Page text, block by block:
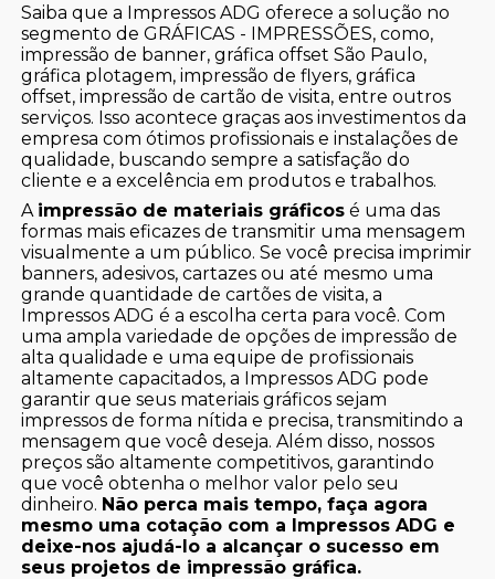
Saiba que a Impressos ADG oferece a solução no
segmento de GRÁFICAS - IMPRESSÕES, como,
impressão de banner, gráfica offset São Paulo,
gráfica plotagem, impressão de flyers, gráfica
offset, impressão de cartão de visita, entre outros
serviços. Isso acontece graças aos investimentos da
empresa com ótimos profissionais e instalações de
qualidade, buscando sempre a satisfação do
cliente e a excelência em produtos e trabalhos.
A impressão de materiais gráficos é uma das
formas mais eficazes de transmitir uma mensagem
visualmente a um público. Se você precisa imprimir
banners, adesivos, cartazes ou até mesmo uma
grande quantidade de cartões de visita, a
Impressos ADG é a escolha certa para você. Com
uma ampla variedade de opções de impressão de
alta qualidade e uma equipe de profissionais
altamente capacitados, a Impressos ADG pode
garantir que seus materiais gráficos sejam
impressos de forma nítida e precisa, transmitindo a
mensagem que você deseja. Além disso, nossos
preços são altamente competitivos, garantindo
que você obtenha o melhor valor pelo seu
dinheiro. Não perca mais tempo, faça agora
mesmo uma cotação com a Impressos ADG e
deixe-nos ajudá-lo a alcançar o sucesso em
seus projetos de impressão gráfica.